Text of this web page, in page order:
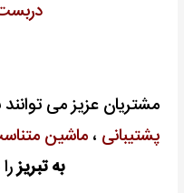
مشتریان عزیز می توانند
پشتیبانی ، ماشین
به تبریز